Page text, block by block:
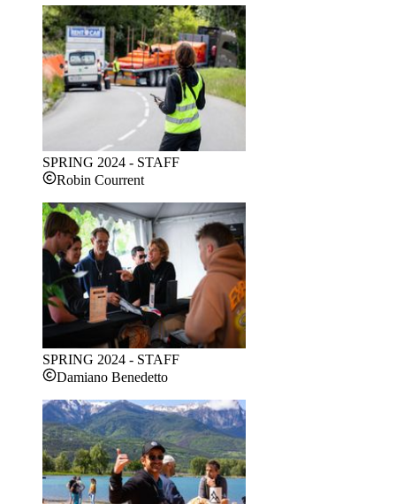
SPRING 2024 - STAFF
Robin Courrent
SPRING 2024 - STAFF
Damiano Benedetto